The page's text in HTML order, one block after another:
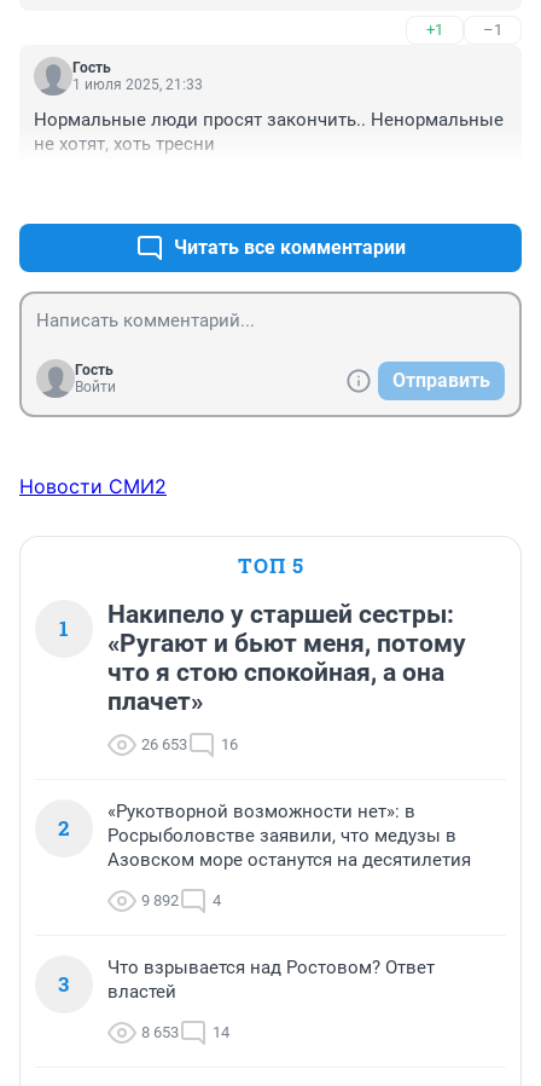
+1 –1
Гость
1 июля 2025, 21:33
Нормальные люди просят закончить.. Ненормальные
не хотят, хоть тресни
Читать все комментарии
Гость
Войти
Отправить
Новости СМИ2
ТОП 5
1
Накипело у старшей сестры:
«Ругают и бьют меня, потому
что я стою спокойная, а она
плачет»
26 653 16
2
«Рукотворной возможности нет»: в
Росрыболовстве заявили, что медузы в
Азовском море останутся на десятилетия
9 892 4
3
Что взрывается над Ростовом? Ответ
властей
8 653 14